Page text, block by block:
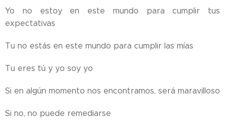
Yo no estoy en este mundo para cumplir tus
expectativas
Tu no estás en este mundo para cumplir las mías
Tu eres tú y yo soy yo
Si en algún momento nos encontramos, será maravilloso
Si no, no puede remediarse